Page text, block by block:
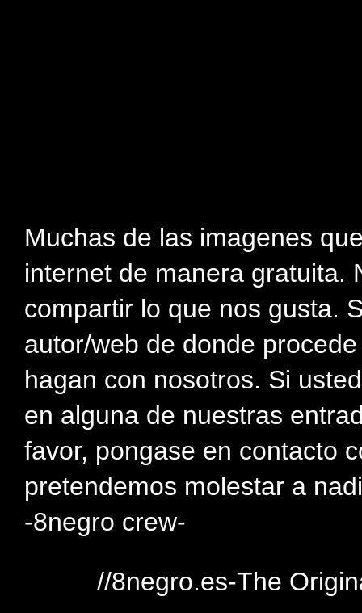
Muchas de las imagenes
internet de manera gratuita.
compartir lo que nos gusta.
autor/web de donde
hagan con nosotros. Si
en alguna de nuestras
favor, pongase en contacto
pretendemos molestar a
-8negro crew-
//8negro.es-The